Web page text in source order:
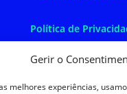
Gerir o
melhores experiências,
Política de
Política de